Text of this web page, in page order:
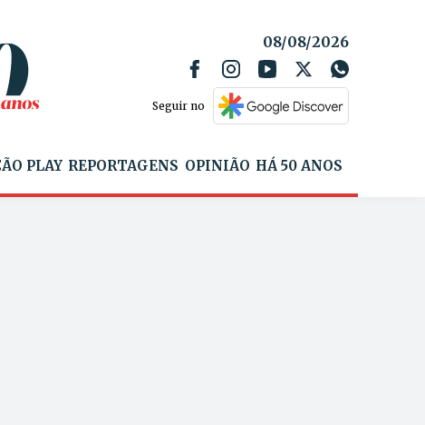
08/08/2026
Seguir no
PLAY REPORTAGENS OPINIÃO HÁ 50 ANOS